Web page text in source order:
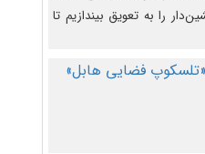
را به تعویق بیندازیم تا
«تلسکوپ فضایی هابل»